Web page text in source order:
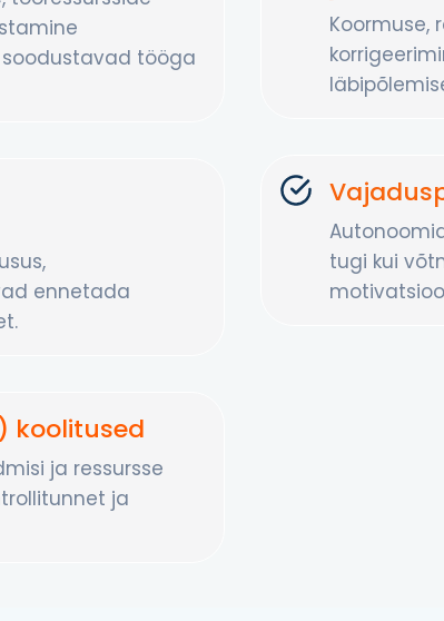
tööga
ennetada
koolitused
ja ressursse
ja
Koormuse,
tugi kui